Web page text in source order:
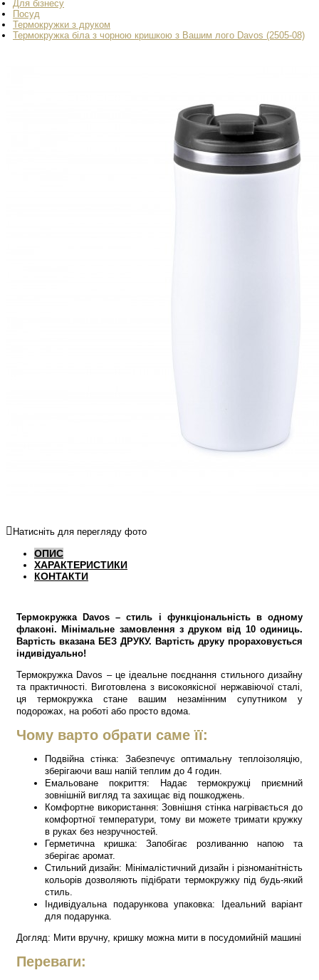
Для бізнесу
Посуд
Термокружки з друком
Термокружка біла з чорною кришкою з Вашим лого Davos (2505-08)
Натисніть для перегляду фото
ОПИС
ХАРАКТЕРИСТИКИ
КОНТАКТИ
Термокружка Davos – стиль і функціональність в одному
флаконі. Мінімальне замовлення з друком від 10 одиниць.
Вартість вказана БЕЗ ДРУКУ. Вартість друку прораховується
індивідуально!
Термокружка Davos – це ідеальне поєднання стильного дизайну
та практичності. Виготовлена з високоякісної нержавіючої сталі,
ця термокружка стане вашим незамінним супутником у
подорожах, на роботі або просто вдома.
Чому варто обрати саме її:
Подвійна стінка: Забезпечує оптимальну теплоізоляцію,
зберігаючи ваш напій теплим до 4 годин.
Емальоване покриття: Надає термокружці приємний
зовнішній вигляд та захищає від пошкоджень.
Комфортне використання: Зовнішня стінка нагрівається до
комфортної температури, тому ви можете тримати кружку
в руках без незручностей.
Герметична кришка: Запобігає розливанню напою та
зберігає аромат.
Стильний дизайн: Мінімалістичний дизайн і різноманітність
кольорів дозволяють підібрати термокружку під будь-який
стиль.
Індивідуальна подарункова упаковка: Ідеальний варіант
для подарунка.
Догляд: Мити вручну, кришку можна мити в посудомийній машині
Переваги: